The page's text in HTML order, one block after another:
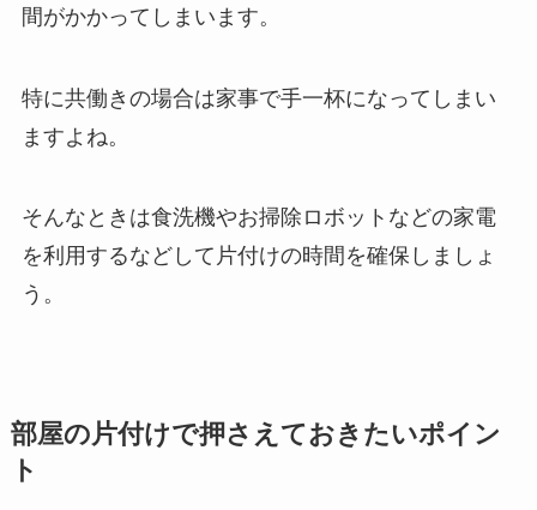
間がかかってしまいます。
特に共働きの場合は家事で手一杯になってしまい
ますよね。
そんなときは食洗機やお掃除ロボットなどの家電
を利用するなどして片付けの時間を確保しましょ
う。
部屋の片付けで押さえておきたいポイン
ト